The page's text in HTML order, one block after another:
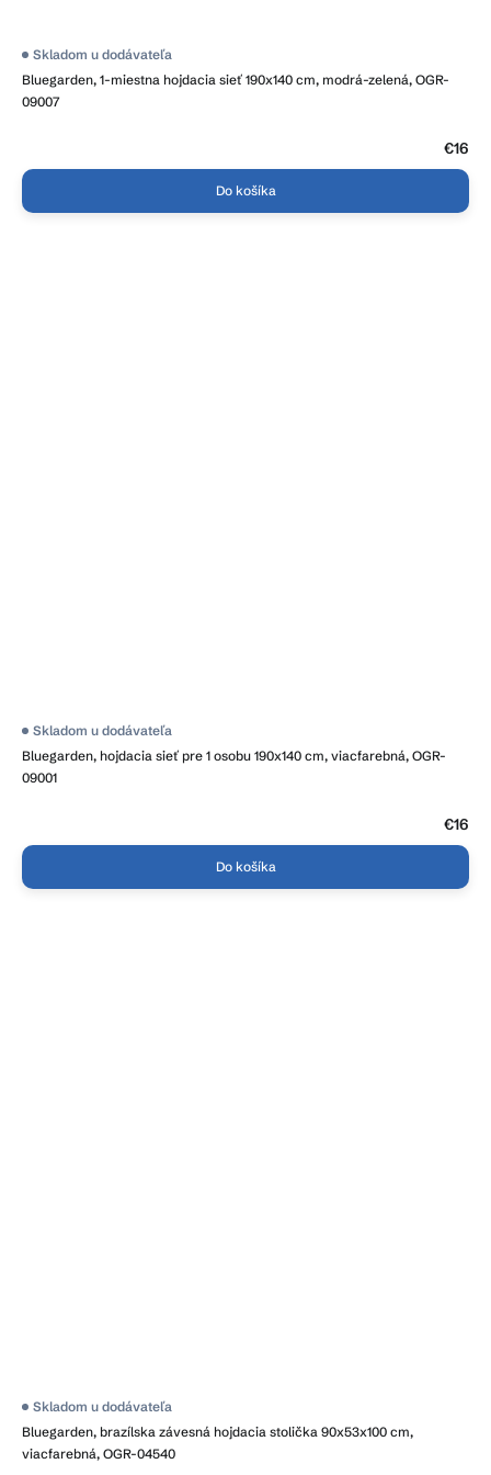
Bluegarden, 1-miestna hojdacia sieť 190x140 cm, modrá-zelená, OGR-
09007
Skladom u dodávateľa
€16
Do košíka
Bluegarden, hojdacia sieť pre 1 osobu 190x140 cm, viacfarebná, OGR-
09001
Skladom u dodávateľa
€16
Do košíka
Bluegarden, brazílska závesná hojdacia stolička 90x53x100 cm,
viacfarebná, OGR-04540
Skladom u dodávateľa